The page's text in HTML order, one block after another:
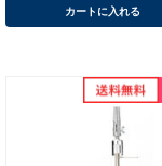
カートに入れる